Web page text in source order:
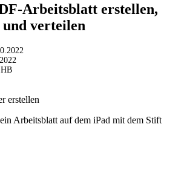
Arbeitsblatt erstellen,
verteilen
erstellen
Arbeitsblatt auf dem iPad mit dem Stift